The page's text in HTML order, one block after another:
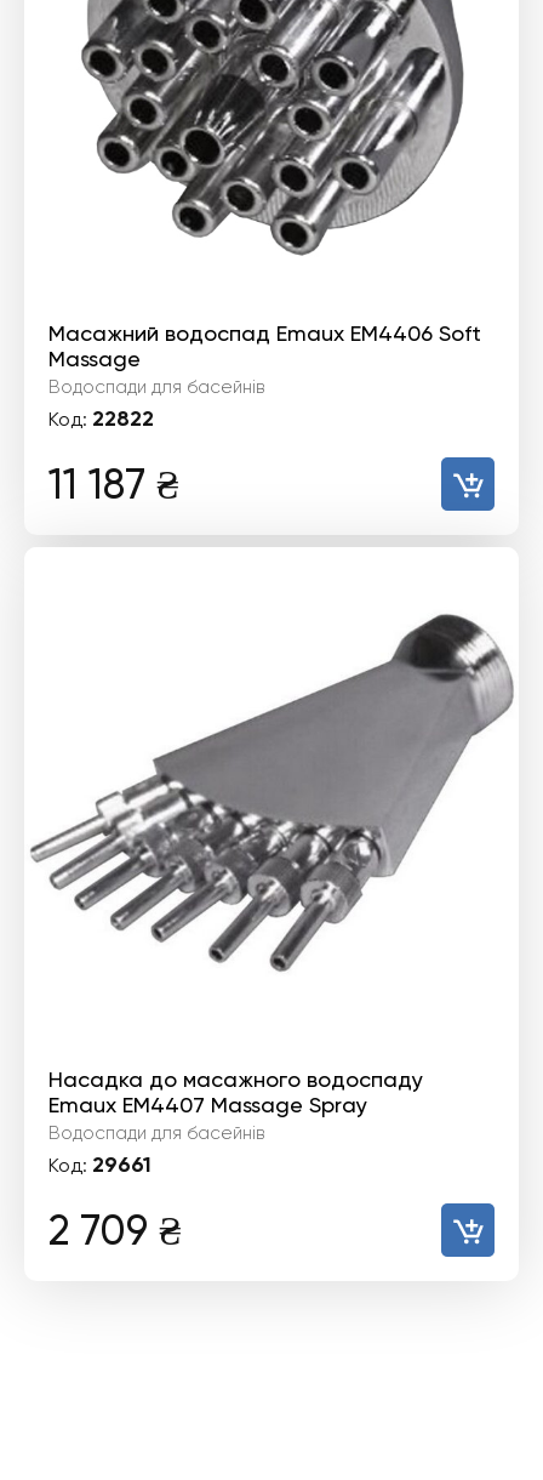
Масажний водоспад Emaux EM4406 Soft
Massage
Водоспади для басейнів
Код: 22822
11 187 ₴
Насадка до масажного водоспаду
Emaux EM4407 Massage Spray
Водоспади для басейнів
Код: 29661
2 709 ₴